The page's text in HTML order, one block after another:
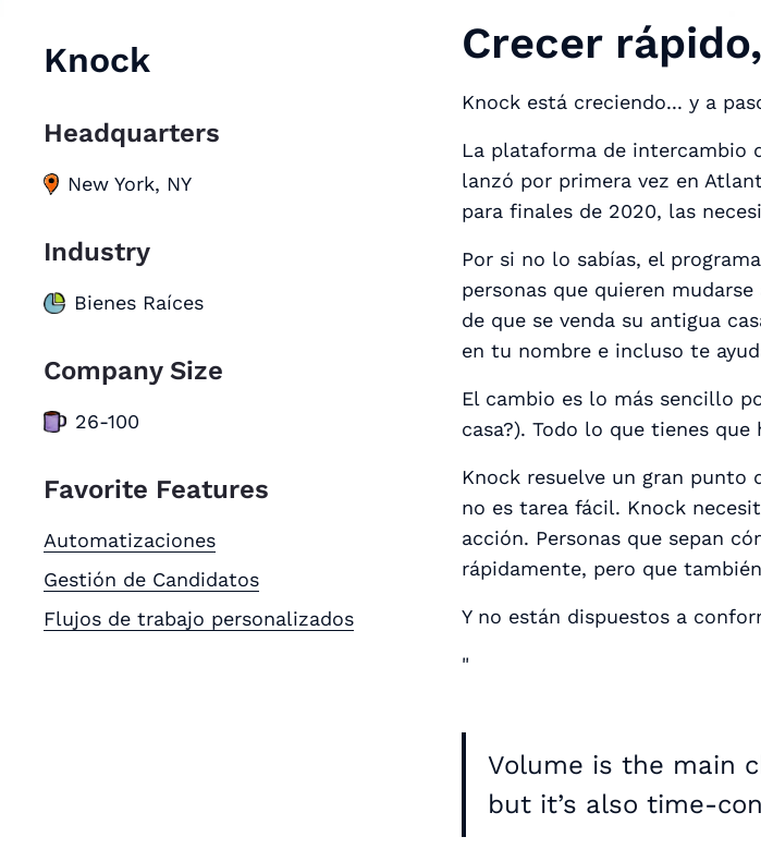
Knock
Headquarters
New York, NY
Industry
Bienes Raíces
Company Size
26-100
Favorite Features
Automatizaciones
Gestión de Candidatos
Flujos de trabajo personalizados
Crecer
Knock está creciendo... y a
La plataforma de intercambio
lanzó por primera vez en
para finales de 2020, las
Por si no lo sabías, el
personas que quieren
de que se venda su antigua
en tu nombre e incluso te
El cambio es lo más sencillo
casa?). Todo lo que tienes que
Knock resuelve un gran punto
no es tarea fácil. Knock
acción. Personas que sepan
rápidamente, pero que
Y no están dispuestos a
"
Volume is the main
but it’s also time-